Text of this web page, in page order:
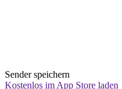
Sender speichern
Kostenlos im App Store laden